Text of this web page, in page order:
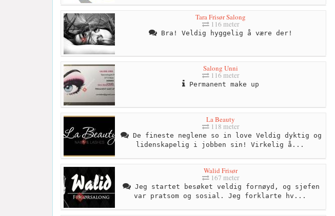
Tara Frisør Salong
116 meter
Bra! Veldig hyggelig å være der!
Salong Unni
116 meter
Permanent make up
La Beauty
118 meter
De fineste neglene so in love Veldig dyktig og
lidenskapelig i jobben sin! Virkelig å...
Walid Frisør
167 meter
Jeg startet besøket veldig fornøyd, og sjefen
var pratsom og sosial. Jeg forklarte hv...